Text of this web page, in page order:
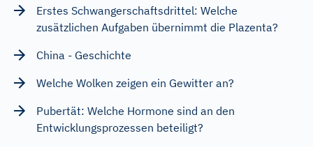
Erstes Schwangerschaftsdrittel: Welche
zusätzlichen Aufgaben übernimmt die Plazenta?
China - Geschichte
Welche Wolken zeigen ein Gewitter an?
Pubertät: Welche Hormone sind an den
Entwicklungsprozessen beteiligt?